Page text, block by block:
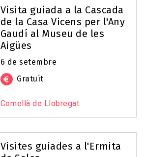
Visita guiada a la Cascada
de la Casa Vicens per l'Any
Gaudí al Museu de les
Aigües
6 de setembre
Gratuït
Cornellà de Llobregat
Visites guiades a l'Ermita